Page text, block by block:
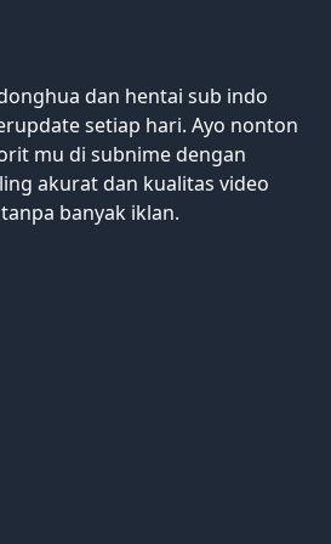
dan hentai sub indo
setiap hari. Ayo nonton
mu di subnime dengan
akurat dan kualitas video
banyak iklan.